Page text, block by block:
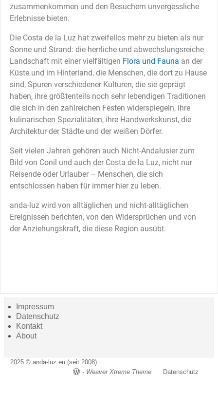
zusammenkommen und den Besuchern unvergessliche
Erlebnisse bieten.
Die Costa de la Luz hat zweifellos mehr zu bieten als nur
Sonne und Strand: die herrliche und abwechslungsreiche
Landschaft mit einer vielfältigen Flora und Fauna an der
Küste und im Hinterland, die Menschen, die dort zu Hause
sind, Spuren verschiedener Kulturen, die sie geprägt
haben, ihre größtenteils noch sehr lebendigen Traditionen
die sich in den zahlreichen Festen widerspiegeln, ihre
kulinarischen Spezialitäten, ihre Handwerkskunst, die
Architektur der Städte und der weißen Dörfer.
Seit vielen Jahren gehören auch Nicht-Andalusier zum
Bild von Conil und auch der Costa de la Luz, nicht nur
Reisende oder Urlauber – Menschen, die sich
entschlossen haben für immer hier zu leben.
anda-luz wird von alltäglichen und nicht-alltäglichen
Ereignissen berichten, von den Widersprüchen und von
der Anziehungskraft, die diese Region ausübt.
Impressum
Datenschutz
Kontakt
About
2025 © anda-luz.eu (seit 2008)
- Weaver Xtreme Theme Datenschutz